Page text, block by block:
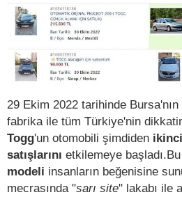
29 Ekim 2022 tarihinde Bursa'nın
fabrika ile tüm Türkiye'nin
Togg'un otomobili şimdiden
satışlarını etkilemeye
modeli insanların beğenisine
mecrasında "sarı site" lakabı ile